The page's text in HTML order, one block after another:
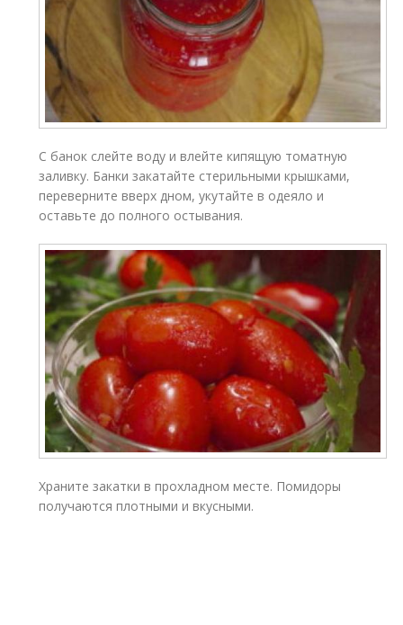
С банок слейте воду и влейте кипящую томатную
заливку. Банки закатайте стерильными крышками,
переверните вверх дном, укутайте в одеяло и
оставьте до полного остывания.
Храните закатки в прохладном месте. Помидоры
получаются плотными и вкусными.